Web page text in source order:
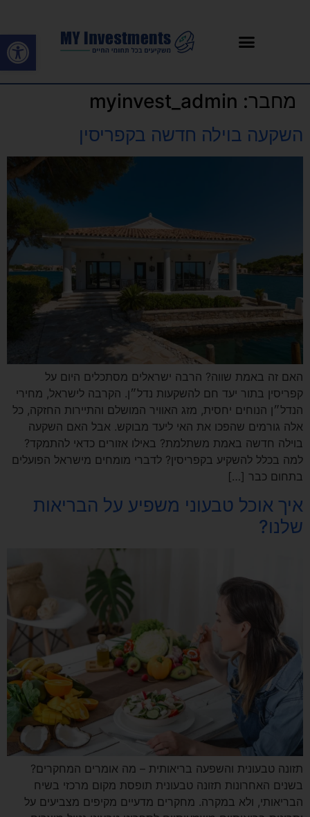
פתח
מחבר: myinvest_admin
השקעה בוילה חדשה בקפריסין
האם זה באמת שווה? הרבה ישראלים מסתכלים היום על
קפריסין בתור יעד חם להשקעות נדל״ן. הקרבה לישראל, מחירי
הנדל״ן הנוחים יחסית, מזג האוויר המושלם והתיירות החזקה, כל
אלה גורמים שהפכו את האי ליעד מבוקש. אבל האם השקעה
בוילה חדשה באמת משתלמת? באילו אזורים כדאי להתמקד?
למה בכלל להשקיע בקפריסין? לדברי מומחים מישראל הפועלים
בתחום כבר […]
איך אוכל טבעוני משפיע על הבריאות
שלנו?
תזונה טבעונית והשפעה בריאותית – מה אומרים המחקרים?
בשנים האחרונות תזונה טבעונית תופסת מקום מרכזי בשיח
הבריאותי, ולא במקרה. מחקרים מדעיים מקיפים מצביעים על